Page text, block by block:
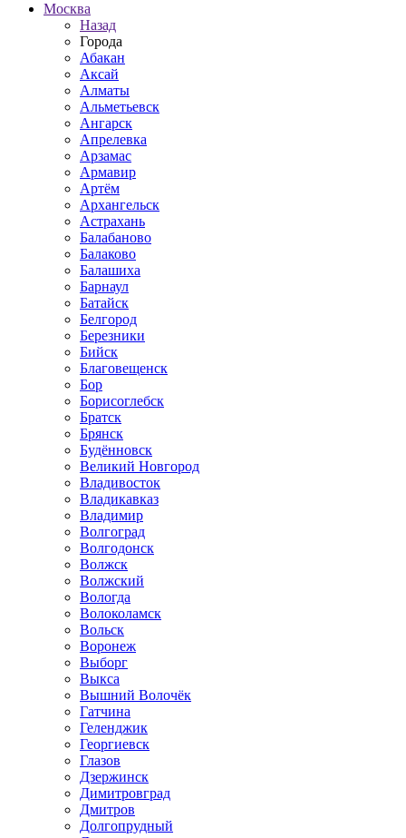
Москва
Назад
Города
Абакан
Аксай
Алматы
Альметьевск
Ангарск
Апрелевка
Арзамас
Армавир
Артём
Архангельск
Астрахань
Балабаново
Балаково
Балашиха
Барнаул
Батайск
Белгород
Березники
Бийск
Благовещенск
Бор
Борисоглебск
Братск
Брянск
Будённовск
Великий Новгород
Владивосток
Владикавказ
Владимир
Волгоград
Волгодонск
Волжск
Волжский
Вологда
Волоколамск
Вольск
Воронеж
Выборг
Выкса
Вышний Волочёк
Гатчина
Геленджик
Георгиевск
Глазов
Дзержинск
Димитровград
Дмитров
Долгопрудный